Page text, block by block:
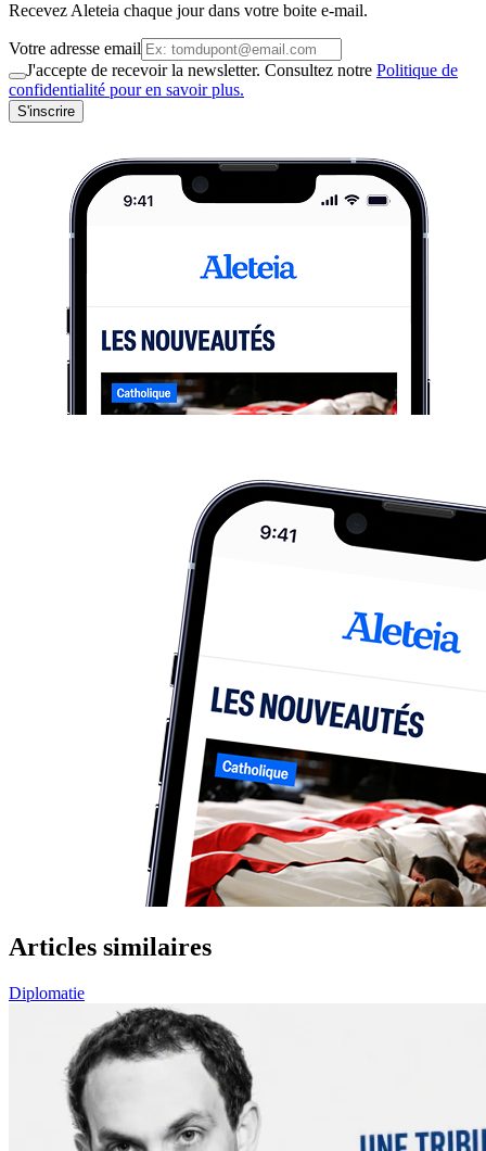
Recevez Aleteia chaque jour dans votre boite e-mail.
Votre adresse email
J'accepte de recevoir la newsletter. Consultez notre Politique de
confidentialité pour en savoir plus.
S'inscrire
Articles similaires
Diplomatie